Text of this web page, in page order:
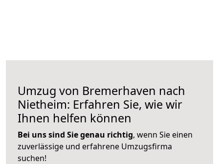
Umzug von Bremerhaven nach
Nietheim: Erfahren Sie, wie wir
Ihnen helfen können
Bei uns sind Sie genau richtig, wenn Sie einen
zuverlässige und erfahrene Umzugsfirma
suchen!